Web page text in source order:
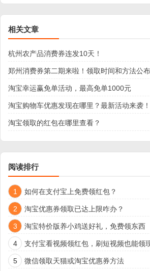
相关文章
杭州农产品消费券连发10天！
郑州消费券第二期来啦！领取时间和方法公布
淘宝幸运赢免单活动，最高免单1000元
淘宝购物车优惠发现在哪里？最新活动来袭！
淘宝领取的红包在哪里查看？
阅读排行
1 如何在支付宝上免费领红包？
2 淘宝优惠券领取已达上限咋办？
3 淘宝特价版养小鸡送好礼，免费领东西
4 支付宝看视频领红包，刷短视频也能领
5 微信领取天猫或淘宝优惠券方法